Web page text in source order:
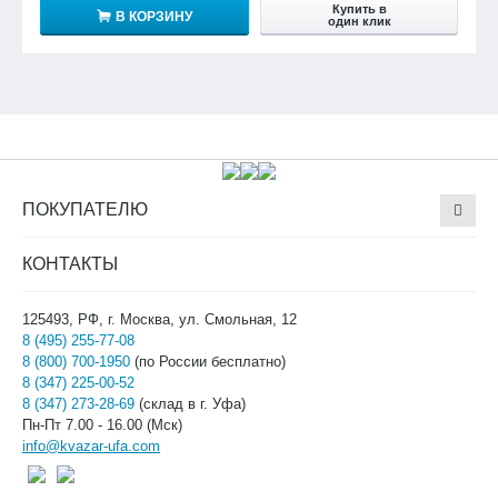
В КОРЗИНУ
Купить в
один клик
ПОКУПАТЕЛЮ
КОНТАКТЫ
125493, РФ, г. Москва, ул. Смольная, 12
8 (495) 255-77-08
8 (800) 700-1950 (по России бесплатно)
8 (347) 225-00-52
8 (347) 273-28-69 (склад в г. Уфа)
Пн-Пт 7.00 - 16.00 (Мск)
info@kvazar-ufa.com